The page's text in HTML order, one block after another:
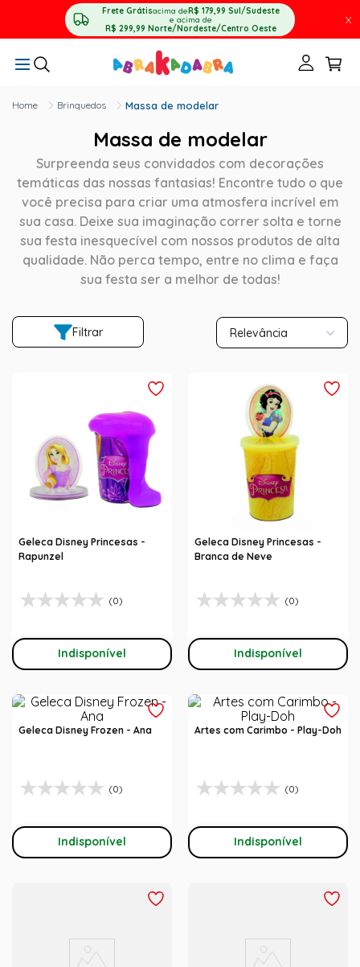
Frete Grátisacima deR$ 179,99 Sul/Sudeste
e acima de
R$ 299,99 Norte/Nordeste/Centro Oeste
X
Brinquedos Massa de modelar
Massa de modelar
Surpreenda seus convidados com decorações
temáticas das nossas fantasias! Encontre tudo o que
você precisa para criar uma atmosfera incrível em
sua casa. Deixe sua imaginação correr solta e torne
sua festa inesquecível com nossos produtos de alta
qualidade. Não perca tempo, entre no clima e faça
sua festa ser a melhor de todas!
Filtrar Relevância
Geleca Disney Princesas -
Rapunzel
(0)
Indisponível
Geleca Disney Princesas -
Branca de Neve
(0)
Indisponível
Geleca Disney Frozen - Ana
(0)
Indisponível
Artes com Carimbo - Play-Doh
(0)
Indisponível